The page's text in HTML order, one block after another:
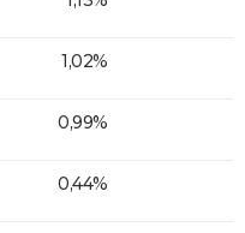
1,02%
0,99%
0,44%